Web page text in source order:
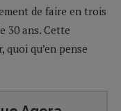
de faire en trois
30 ans. Cette
qu’en pense